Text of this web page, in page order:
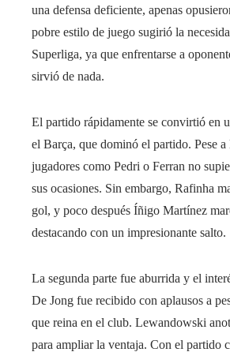
una defensa deficiente, apenas
pobre estilo de juego sugirió la
Superliga, ya que enfrentarse a
sirvió de nada.
El partido rápidamente se convirtió en
el Barça, que dominó el partido. Pese
jugadores como Pedri o Ferran no
sus ocasiones. Sin embargo, Rafinha
gol, y poco después Íñigo Martínez
destacando con un impresionante salto.
La segunda parte fue aburrida y el
De Jong fue recibido con aplausos a
que reina en el club. Lewandowski
para ampliar la ventaja. Con el partido